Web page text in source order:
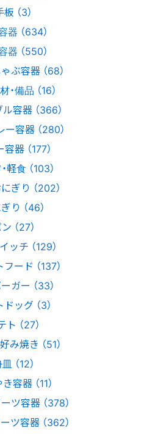
（3）
器 （634）
器 （550）
ぶ容器 （68）
備品 （16）
容器 （366）
ー容器 （280）
器 （177）
軽食 （103）
ぎり （202）
り （46）
（27）
ッチ （129）
ード （137）
ガー （33）
ッグ （3）
ト （27）
み焼き （51）
（12）
容器 （11）
ツ容器 （378）
ツ容器 （362）